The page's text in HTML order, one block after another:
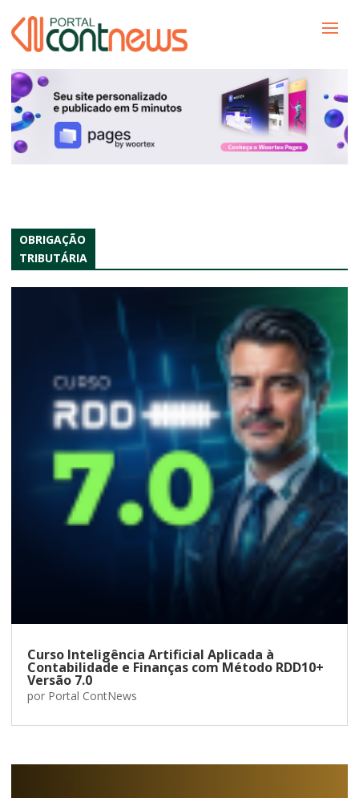
OBRIGAÇÃO
TRIBUTÁRIA
Curso Inteligência Artificial Aplicada à
Contabilidade e Finanças com Método RDD10+
Versão 7.0
por Portal ContNews